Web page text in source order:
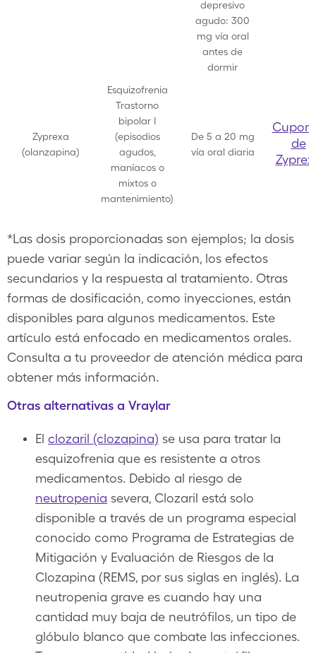
depresivo
agudo: 300
mg vía oral
antes de
dormir
Zyprexa
(olanzapina)
Esquizofrenia
Trastorno
bipolar I
(episodios
agudos,
maníacos o
mixtos o
mantenimiento)
De 5 a 20 mg
vía oral diaria
de
*Las dosis proporcionadas son ejemplos; la dosis
puede variar según la indicación, los efectos
secundarios y la respuesta al tratamiento. Otras
formas de dosificación, como inyecciones, están
disponibles para algunos medicamentos. Este
artículo está enfocado en medicamentos orales.
Consulta a tu proveedor de atención médica para
obtener más información.
Otras alternativas a Vraylar
El clozaril (clozapina) se usa para tratar la
esquizofrenia que es resistente a otros
medicamentos. Debido al riesgo de
neutropenia severa, Clozaril está solo
disponible a través de un programa especial
conocido como Programa de Estrategias de
Mitigación y Evaluación de Riesgos de la
Clozapina (REMS, por sus siglas en inglés). La
neutropenia grave es cuando hay una
cantidad muy baja de neutrófilos, un tipo de
glóbulo blanco que combate las infecciones.